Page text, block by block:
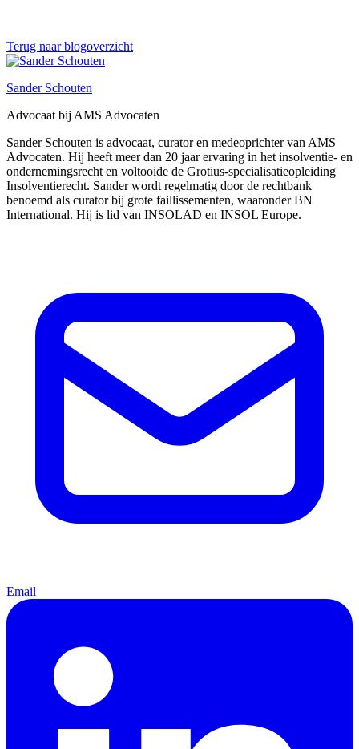
Terug naar blogoverzicht
Sander Schouten
Advocaat bij AMS Advocaten
Sander Schouten is advocaat, curator en medeoprichter van AMS
Advocaten. Hij heeft meer dan 20 jaar ervaring in het insolventie- en
ondernemingsrecht en voltooide de Grotius-specialisatieopleiding
Insolventierecht. Sander wordt regelmatig door de rechtbank
benoemd als curator bij grote faillissementen, waaronder BN
International. Hij is lid van INSOLAD en INSOL Europe.
Email